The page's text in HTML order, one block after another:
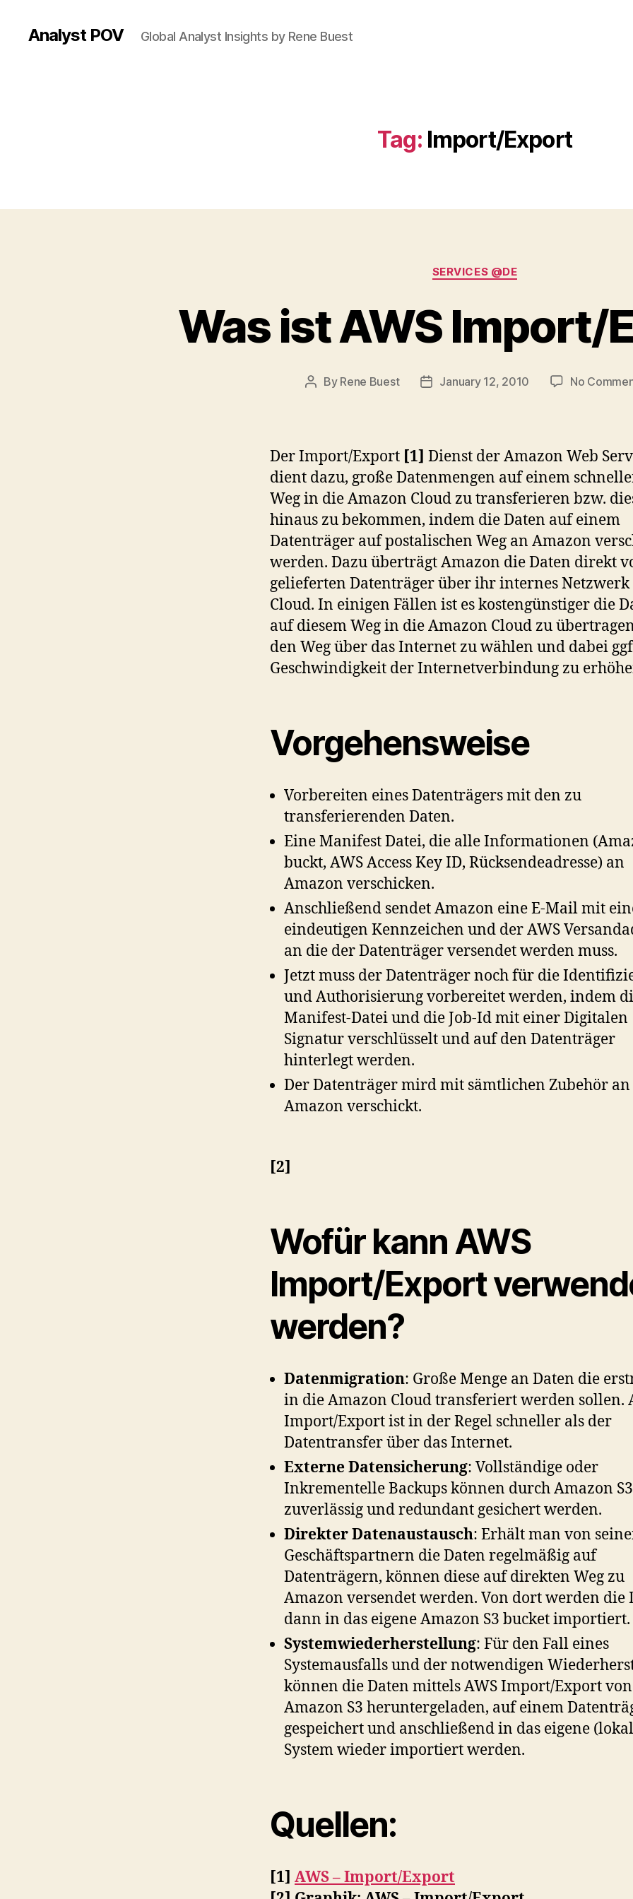
Analyst POV Global Analyst Insights by Rene Buest
Tag: Import/Export
Categories
SERVICES @DE
Was ist AWS Import/
Post
By Rene Buest
PostJanuary 12, 2010 No
Der Import/Export [1] Dienst der Amazon Web
dient dazu, große Datenmengen auf einem
Weg in die Amazon Cloud zu transferieren bzw.
hinaus zu bekommen, indem die Daten auf einem
Datenträger auf postalischen Weg an Amazon
werden. Dazu überträgt Amazon die Daten direkt
gelieferten Datenträger über ihr internes
Cloud. In einigen Fällen ist es kostengünstiger die
auf diesem Weg in die Amazon Cloud zu
den Weg über das Internet zu wählen und dabei
Geschwindigkeit der Internetverbindung zu
Vorgehensweise
Vorbereiten eines Datenträgers mit den zu
transferierenden Daten.
Eine Manifest Datei, die alle Informationen
buckt, AWS Access Key ID, Rücksendeadresse) an
Amazon verschicken.
Anschließend sendet Amazon eine E-Mail mit
eindeutigen Kennzeichen und der AWS
an die der Datenträger versendet werden muss.
Jetzt muss der Datenträger noch für die
und Authorisierung vorbereitet werden, indem
Manifest-Datei und die Job-Id mit einer Digitalen
Signatur verschlüsselt und auf den Datenträger
hinterlegt werden.
Der Datenträger mird mit sämtlichen Zubehör an
Amazon verschickt.
[2]
Wofür kann AWS
Import/Export
werden?
Datenmigration: Große Menge an Daten die
in die Amazon Cloud transferiert werden sollen.
Import/Export ist in der Regel schneller als der
Datentransfer über das Internet.
Externe Datensicherung: Vollständige oder
Inkrementelle Backups können durch Amazon S3
zuverlässig und redundant gesichert werden.
Direkter Datenaustausch: Erhält man von
Geschäftspartnern die Daten regelmäßig auf
Datenträgern, können diese auf direkten Weg zu
Amazon versendet werden. Von dort werden die
dann in das eigene Amazon S3 bucket importiert.
Systemwiederherstellung: Für den Fall eines
Systemausfalls und der notwendigen
können die Daten mittels AWS Import/Export von
Amazon S3 heruntergeladen, auf einem
gespeichert und anschließend in das eigene
System wieder importiert werden.
Quellen:
[1] AWS – Import/Export